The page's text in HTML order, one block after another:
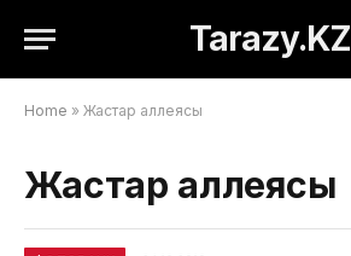
Tarazy.KZ
Home » Жастар аллеясы
Жастар аллеясы